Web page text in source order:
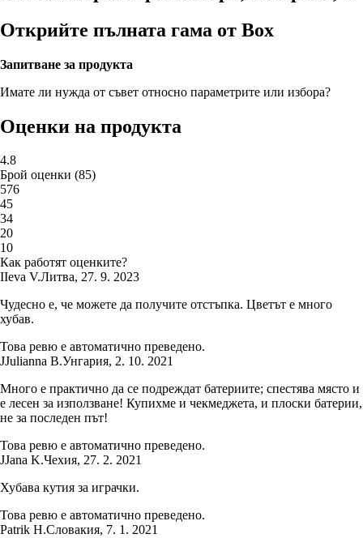
Открийте пълната гама от Box
Запитване за продукта
Имате ли нужда от съвет относно параметрите или избора?
Оценки на продукта
4.8
Брой оценки (85)
576
45
34
20
10
Как работят оценките?
IIeva V.Литва, 27. 9. 2023
Чудесно е, че можете да получите отстъпка. Цветът е много
хубав.
Това ревю е автоматично преведено.
JJulianna B.Унгария, 2. 10. 2021
Много е практично да се подреждат батериите; спестява място и
е лесен за използване! Купихме и чекмеджета, и плоски батерии,
не за последен път!
Това ревю е автоматично преведено.
JJana K.Чехия, 27. 2. 2021
Хубава кутия за играчки.
Това ревю е автоматично преведено.
Patrik H.Словакия, 7. 1. 2021